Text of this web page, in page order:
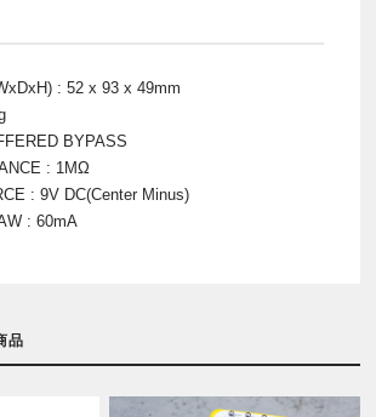
: 52 x 93 x 49mm
BYPASS
: 1MΩ
: 9V DC(Center Minus)
: 60mA
品